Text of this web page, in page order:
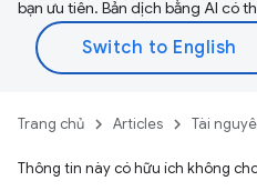
bạn ưu tiên. Bản dịch bằng AI có
Trang chủ Articles Tài
Thông tin này có hữu ích không